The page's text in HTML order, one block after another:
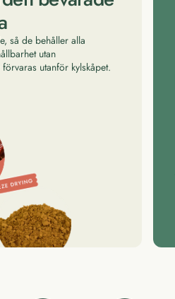
så de behåller alla
utan
utanför kylskåpet.